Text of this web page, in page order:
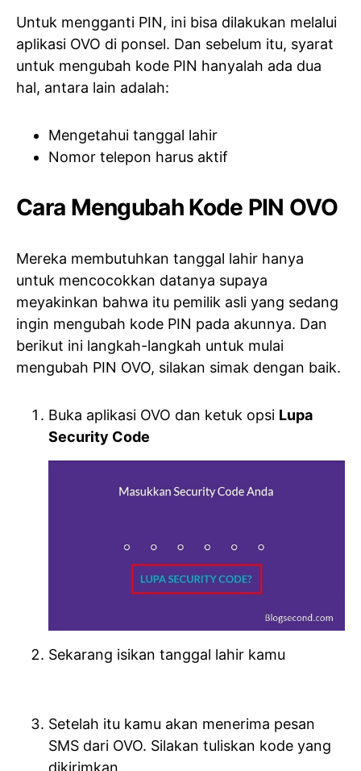
Untuk mengganti PIN, ini bisa dilakukan melalui
aplikasi OVO di ponsel. Dan sebelum itu, syarat
untuk mengubah kode PIN hanyalah ada dua
hal, antara lain adalah:
Mengetahui tanggal lahir
Nomor telepon harus aktif
Cara Mengubah Kode PIN OVO
Mereka membutuhkan tanggal lahir hanya
untuk mencocokkan datanya supaya
meyakinkan bahwa itu pemilik asli yang sedang
ingin mengubah kode PIN pada akunnya. Dan
berikut ini langkah-langkah untuk mulai
mengubah PIN OVO, silakan simak dengan baik.
Buka aplikasi OVO dan ketuk opsi Lupa
Security Code
Sekarang isikan tanggal lahir kamu
Setelah itu kamu akan menerima pesan
SMS dari OVO. Silakan tuliskan kode yang
dikirimkan.